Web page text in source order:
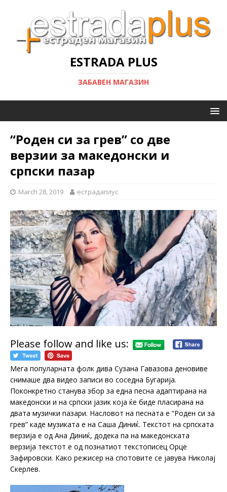
ESTRADA PLUS
ЗАБАВЕН МАГАЗИН
“Роден си за грев” со две
верзии за македонски и
српски пазар
March 28, 2019 естрадаплус
Please follow and like us:
Мега популарната фолк дива Сузана Гавазова деновиве
снимаше два видео записи во соседна Бугарија.
Поконкретно станува збор за една песна адаптирана на
македонски и на српски јазик која ќе биде пласирана на
двата музички пазари. Насловот на песната е “Роден си за
грев” каде музиката е на Саша Диниќ. Текстот на српската
верзија е од Ана Диниќ, додека па на македонската
верзија текстот е од познатиот текстописец Орце
Зафировски. Како режисер на спотовите се јавува Николај
Скерлев.